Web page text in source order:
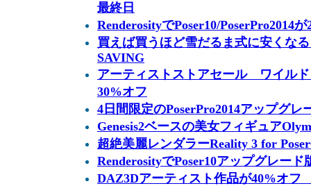
最終日
RenderosityでPoser10/PoserPro2014
買えば買うほど雪だるま式に安くな
SAVING
アーティストストアセール ワイル
30%オフ
4日間限定のPoserPro2014アップグレ
Genesis2ベースの美女フィギュア
超絶美麗レンダラーReality 3 for
RenderosityでPoser10アップグレー
DAZ3Dアーティスト作品が40%オ